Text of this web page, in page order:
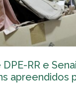
RR e
apreendidos